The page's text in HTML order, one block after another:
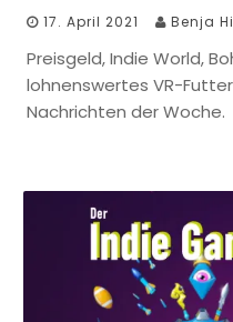
17. April 2021 Benja
Preisgeld, Indie World,
lohnenswertes VR-
Nachrichten der Woche.